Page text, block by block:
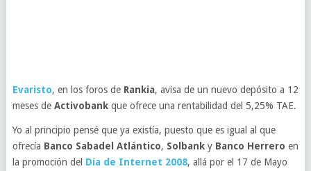
Evaristo, en los foros de Rankia, avisa de un nuevo depósito a 12
meses de Activobankque ofrece una rentabilidad del 5,25% TAE.
Yo al principio pensé que ya existía, puesto que es igual al que
ofrecía Banco Sabadel Atlántico, Solbanky Banco Herrero en
la promoción del Día de Internet 2008, allá por el 17 de Mayo